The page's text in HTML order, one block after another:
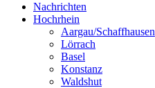
Nachrichten
Hochrhein
Aargau/Schaffhausen
Lörrach
Basel
Konstanz
Waldshut